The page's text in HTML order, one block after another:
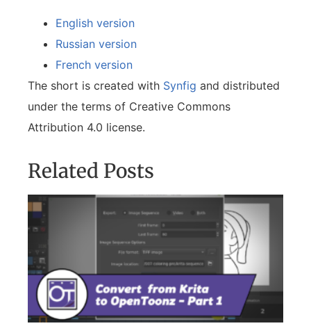
English version
Russian version
French version
The short is created with Synfig and distributed
under the terms of Creative Commons
Attribution 4.0 license.
Related Posts